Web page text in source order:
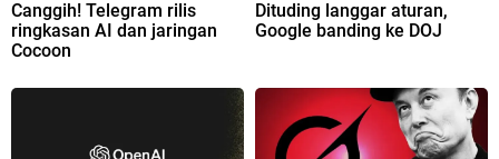
Canggih! Telegram rilis
ringkasan AI dan jaringan
Cocoon
Dituding langgar aturan,
Google banding ke DOJ